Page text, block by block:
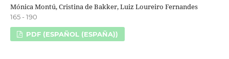
Mónica Montú, Cristina de Bakker, Luiz Loureiro Fernandes
165 - 190
PDF (ESPAÑOL (ESPAÑA))